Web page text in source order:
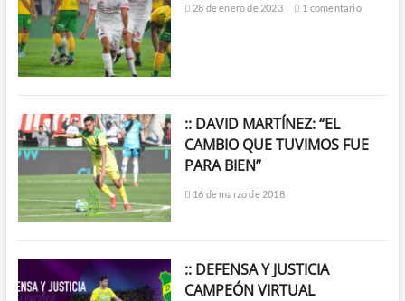
28 de enero de 2023 1 comentario
:: DAVID MARTÍNEZ: “EL
CAMBIO QUE TUVIMOS FUE
PARA BIEN”
16 de marzo de 2018
:: DEFENSA Y JUSTICIA
CAMPEÓN VIRTUAL